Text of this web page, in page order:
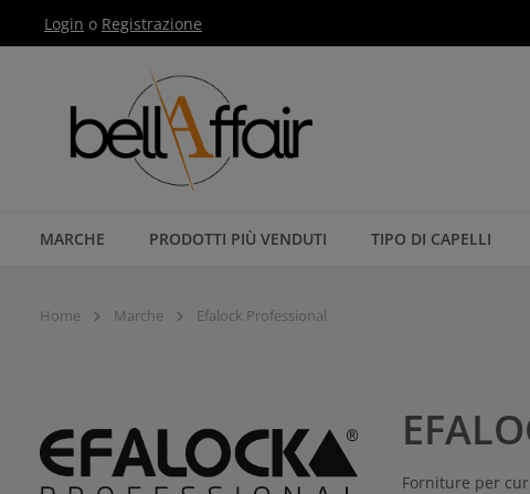
alla navigazione principale
Login o Registrazione
MARCHE PRODOTTI PIÙ VENDUTI TIPO DI CAPELLI
Home Marche Efalock Professional
Forniture per